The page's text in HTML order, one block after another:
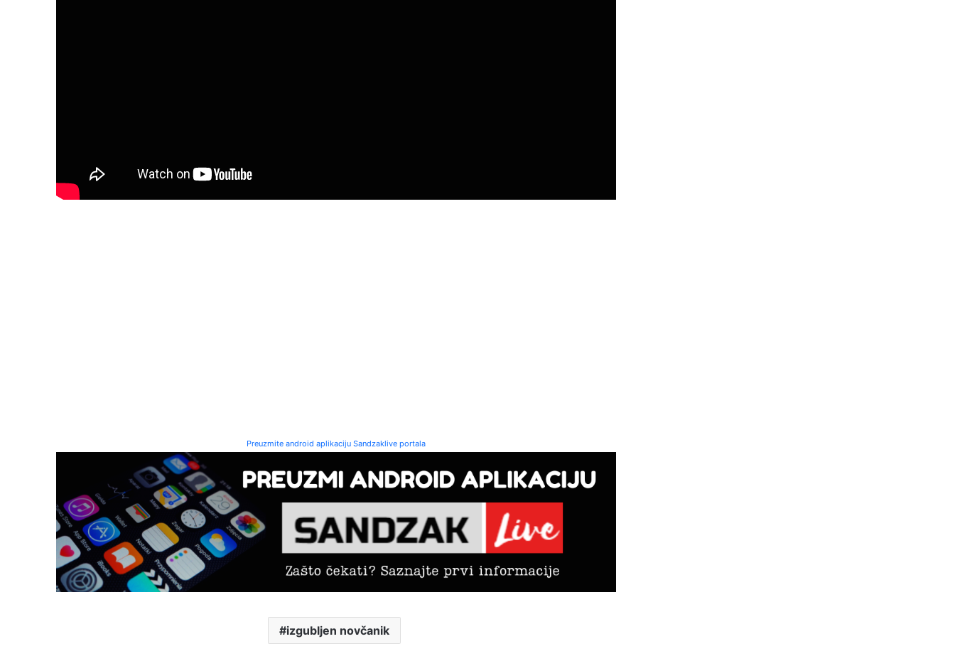
Preuzmite android aplikaciju Sandzaklive portala
izgubljen novčanik